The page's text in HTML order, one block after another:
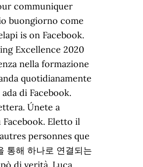
communiquer
buongiorno come
is on Facebook.
Excellence 2020
nella formazione
quotidianamente
di Facebook.
Únete a
Facebook. Eletto il
personnes que
통해 하나로 연결되는